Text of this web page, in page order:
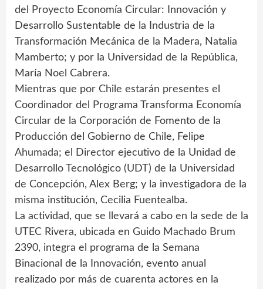
del Proyecto Economía Circular: Innovación y
Desarrollo Sustentable de la Industria de la
Transformación Mecánica de la Madera, Natalia
Mamberto; y por la Universidad de la República,
María Noel Cabrera.
Mientras que por Chile estarán presentes el
Coordinador del Programa Transforma Economía
Circular de la Corporación de Fomento de la
Producción del Gobierno de Chile, Felipe
Ahumada; el Director ejecutivo de la Unidad de
Desarrollo Tecnológico (UDT) de la Universidad
de Concepción, Alex Berg; y la investigadora de la
misma institución, Cecilia Fuentealba.
La actividad, que se llevará a cabo en la sede de la
UTEC Rivera, ubicada en Guido Machado Brum
2390, integra el programa de la Semana
Binacional de la Innovación, evento anual
realizado por más de cuarenta actores en la